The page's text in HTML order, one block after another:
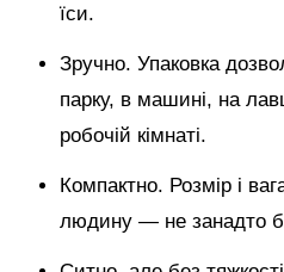
їси.
Зручно. Упаковка
парку, в машині, на
робочій кімнаті.
Компактно. Розмір і
людину — не занадто